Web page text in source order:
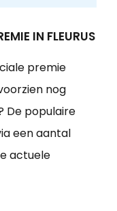
IN FLEURUS
premie
nog
De populaire
een aantal
actuele